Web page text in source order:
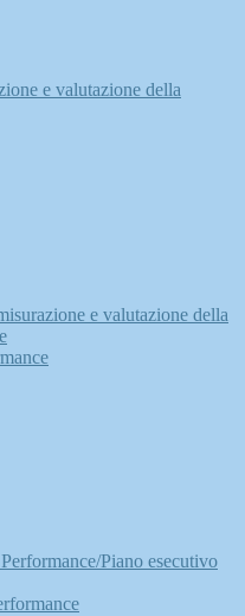
e valutazione della
e valutazione della
Piano esecutivo